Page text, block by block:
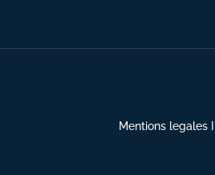
Mentions legales I